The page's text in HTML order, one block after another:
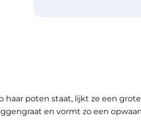
poten staat, lijkt ze een
en vormt zo een